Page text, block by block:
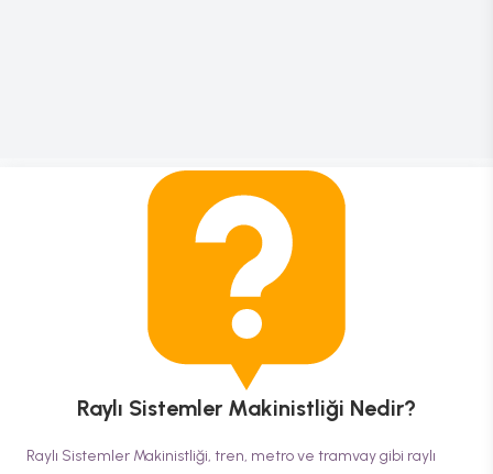
Raylı Sistemler Makinistliği Nedir?
Raylı Sistemler Makinistliği, tren, metro ve tramvay gibi raylı